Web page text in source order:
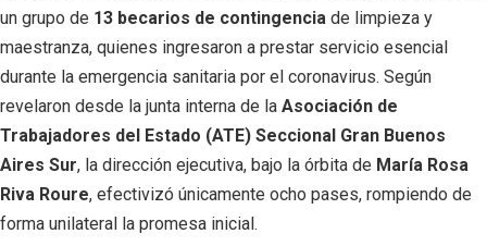
un grupo de 13 becarios de contingencia de limpieza y
maestranza, quienes ingresaron a prestar servicio esencial
durante la emergencia sanitaria por el coronavirus. Según
revelaron desde la junta interna de la Asociación de
Trabajadores del Estado (ATE) Seccional Gran Buenos
Aires Sur, la dirección ejecutiva, bajo la órbita de María Rosa
Riva Roure, efectivizó únicamente ocho pases, rompiendo de
forma unilateral la promesa inicial.